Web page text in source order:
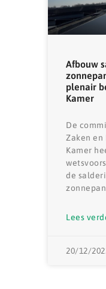
Afbouw
plenair
Kamer
De
Zaken en
Kamer
de
Lees
20/12/